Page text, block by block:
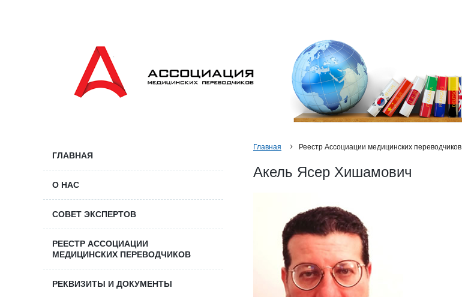
Главная Реестр Ассоциации медицинских переводчиков
Акель Ясер Хишамович
ГЛАВНАЯ
О НАС
СОВЕТ ЭКСПЕРТОВ
РЕЕСТР АССОЦИАЦИИ
МЕДИЦИНСКИХ ПЕРЕВОДЧИКОВ
РЕКВИЗИТЫ И ДОКУМЕНТЫ